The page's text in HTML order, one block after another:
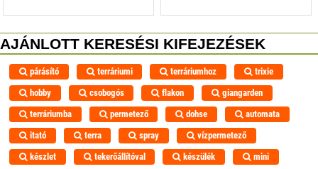
AJÁNLOTT KERESÉSI KIFEJEZÉSEK
párásító terráriumi terráriumhoz
trixie
hobby
csobogós flakon
giangarden
terráriumba
permetező dohse
automata
itató
terra spray
vízpermetező
készlet
tekerőállítóval készülék
mini